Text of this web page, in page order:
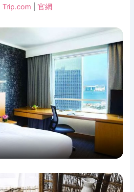
|Trip.com |官網